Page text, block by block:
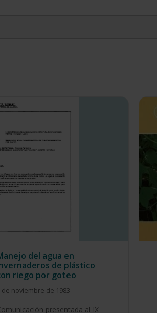
del agua en
de plástico
riego por goteo
de noviembre de 1983
presentada al IX